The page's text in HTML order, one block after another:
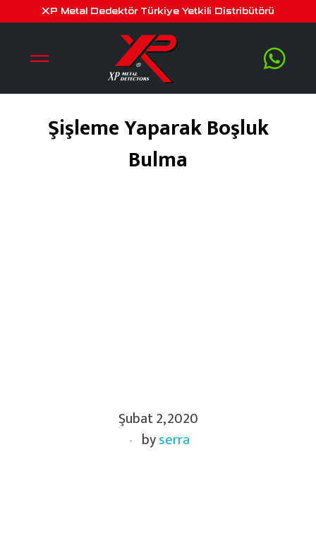
XP Metal Dedektör Türkiye Yetkili Distribütörü
Şişleme Yaparak Boşluk
Bulma
Şubat 2, 2020
byserra